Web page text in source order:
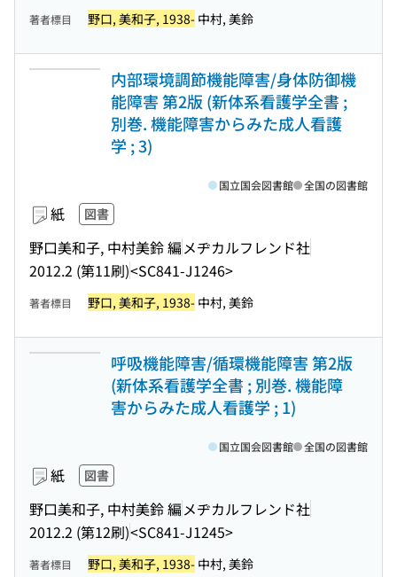
著者標目 野口, 美和子, 1938- 中村, 美鈴
内部環境調節機能障害/身体防御機
能障害 第2版 (新体系看護学全書 ;
別巻. 機能障害からみた成人看護
学 ; 3)
紙 図書
野口美和子, 中村美鈴 編 メヂカルフレンド社
2012.2 (第11刷)<SC841-J1246>
国立国会図書館 全国の図書館
著者標目 野口, 美和子, 1938- 中村, 美鈴
呼吸機能障害/循環機能障害 第2版
(新体系看護学全書 ; 別巻. 機能障
害からみた成人看護学 ; 1)
紙 図書
野口美和子, 中村美鈴 編 メヂカルフレンド社
2012.2 (第12刷)<SC841-J1245>
国立国会図書館 全国の図書館
著者標目 野口, 美和子, 1938- 中村, 美鈴